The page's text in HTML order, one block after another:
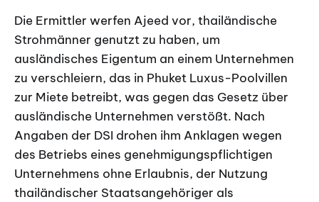
Die Ermittler werfen Ajeed vor, thailändische
Strohmänner genutzt zu haben, um
ausländisches Eigentum an einem Unternehmen
zu verschleiern, das in Phuket Luxus-Poolvillen
zur Miete betreibt, was gegen das Gesetz über
ausländische Unternehmen verstößt. Nach
Angaben der DSI drohen ihm Anklagen wegen
des Betriebs eines genehmigungspflichtigen
Unternehmens ohne Erlaubnis, der Nutzung
thailändischer Staatsangehöriger als